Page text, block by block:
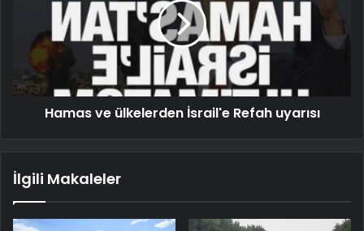
Hamas ve ülkelerden İsrail'e Refah uyarısı
İlgili Makaleler